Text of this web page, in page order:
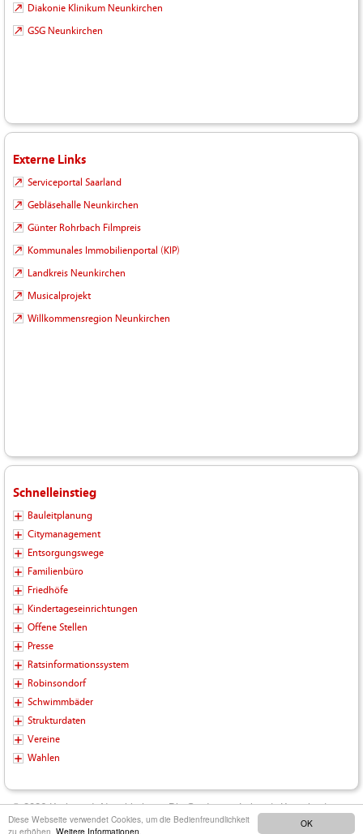
OK
Diese Webseite verwendet Cookies, um die Bedienfreundlichkeit
zu erhöhen. Weitere Informationen.
Diakonie Klinikum Neunkirchen
GSG Neunkirchen
Externe Links
Serviceportal Saarland
Gebläsehalle Neunkirchen
Günter Rohrbach Filmpreis
Kommunales Immobilienportal (KIP)
Landkreis Neunkirchen
Musicalprojekt
Willkommensregion Neunkirchen
Schnelleinstieg
Bauleitplanung
Citymanagement
Entsorgungswege
Familienbüro
Friedhöfe
Kindertageseinrichtungen
Offene Stellen
Presse
Ratsinformationssystem
Robinsondorf
Schwimmbäder
Strukturdaten
Vereine
Wahlen
© 2026 Kreisstadt Neunkirchen - Die Stadt zum Leben | Kontakt |
Impressum
| Datenschutz | Barrierefreiheit | Inhalt